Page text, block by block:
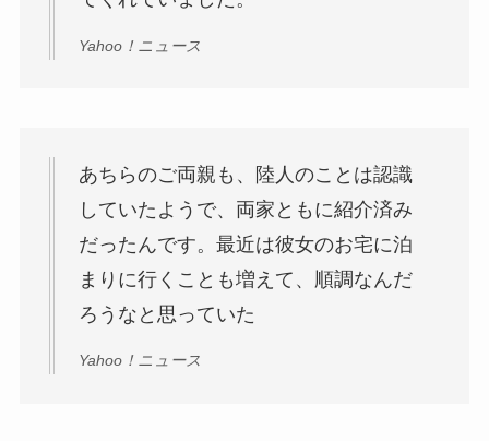
Yahoo！ニュース
あちらのご両親も、陸人のことは認識
していたようで、両家ともに紹介済み
だったんです。最近は彼女のお宅に泊
まりに行くことも増えて、順調なんだ
ろうなと思っていた
Yahoo！ニュース